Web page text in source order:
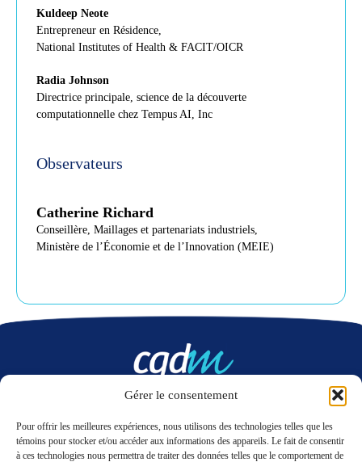
Gérer le consentement
Pour offrir les meilleures expériences, nous utilisons des technologies telles que les
témoins pour stocker et/ou accéder aux informations des appareils. Le fait de consentir
à ces technologies nous permettra de traiter des données telles que le comportement de
Kuldeep Neote
Entrepreneur en Résidence,
National Institutes of Health & FACIT/OICR
Radia Johnson
Directrice principale, science de la découverte
computationnelle chez Tempus AI, Inc
Observateurs
Catherine Richard
Conseillère, Maillages et partenariats industriels,
Ministère de l’Économie et de l’Innovation (MEIE)
LinkedIn Twitter